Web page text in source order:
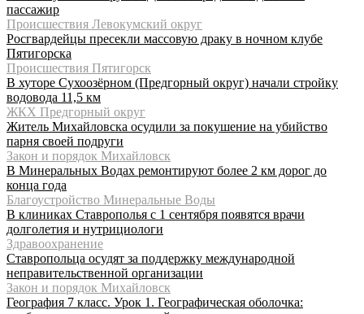
пассажир
Происшествия Левокумский округ
Росгвардейцы пресекли массовую драку в ночном клубе
Пятигорска
Происшествия Пятигорск
В хуторе Сухоозёрном (Предгорный округ) начали стройку
водовода 11,5 км
ЖКХ Предгорный округ
Житель Михайловска осудили за покушение на убийство
парня своей подруги
Закон и порядок Михайловск
В Минеральных Водах ремонтируют более 2 км дорог до
конца года
Благоустройство Минеральные Воды
В клиниках Ставрополья с 1 сентября появятся врачи
долголетия и нутрициологи
Здравоохранение
Ставропольца осудят за поддержку международной
неправительственной организации
Закон и порядок Михайловск
География 7 класс. Урок 1. Географическая оболочка: